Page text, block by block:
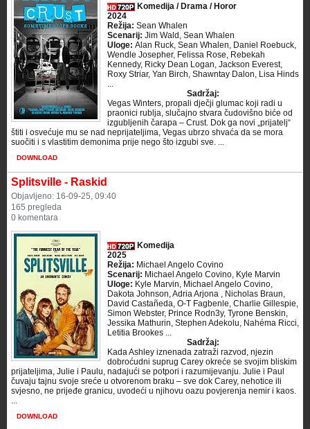
Komedija / Drama / Horor
2024
Režija: Sean Whalen
Scenarij: Jim Wald, Sean Whalen
Uloge: Alan Ruck, Sean Whalen, Daniel Roebuck,
Wendle Josepher, Felissa Rose, Rebekah
Kennedy, Ricky Dean Logan, Jackson Everest,
Roxy Striar, Yan Birch, Shawntay Dalon, Lisa Hinds
...
Sadržaj:
Vegas Winters, propali dječji glumac koji radi u
praonici rublja, slučajno stvara čudovišno biće od
izgubljenih čarapa – Crust. Dok ga novi „prijatelj“
štiti i osvećuje mu se nad neprijateljima, Vegas ubrzo shvaća da se mora
suočiti i s vlastitim demonima prije nego što izgubi sve. ...
DOWNLOAD
Splitsville - Raskid
Objavljeno: 16-09-25, 09:40
165 pregleda
0 komentara
Komedija
2025
Režija: Michael Angelo Covino
Scenarij: Michael Angelo Covino, Kyle Marvin
Uloge: Kyle Marvin, Michael Angelo Covino,
Dakota Johnson, Adria Arjona , Nicholas Braun,
David Castañeda, O-T Fagbenle, Charlie Gillespie,
Simon Webster, Prince Rodn3y, Tyrone Benskin,
Jessika Mathurin, Stephen Adekolu, Nahéma Ricci,
Letitia Brookes ...
Sadržaj:
Kada Ashley iznenada zatraži razvod, njezin
dobroćudni suprug Carey okreće se svojim bliskim
prijateljima, Julie i Paulu, nadajući se potpori i razumijevanju. Julie i Paul
čuvaju tajnu svoje sreće u otvorenom braku – sve dok Carey, nehotice ili
svjesno, ne prijeđe granicu, uvodeći u njihovu oazu povjerenja nemir i kaos.
...
DOWNLOAD